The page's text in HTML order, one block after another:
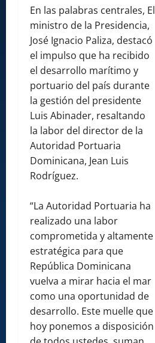
En las palabras centrales, El
ministro de la Presidencia,
José Ignacio Paliza, destacó
el impulso que ha recibido
el desarrollo marítimo y
portuario del país durante
la gestión del presidente
Luis Abinader, resaltando
la labor del director de la
Autoridad Portuaria
Dominicana, Jean Luis
Rodríguez.
“La Autoridad Portuaria ha
realizado una labor
comprometida y altamente
estratégica para que
República Dominicana
vuelva a mirar hacia el mar
como una oportunidad de
desarrollo. Este muelle que
hoy ponemos a disposición